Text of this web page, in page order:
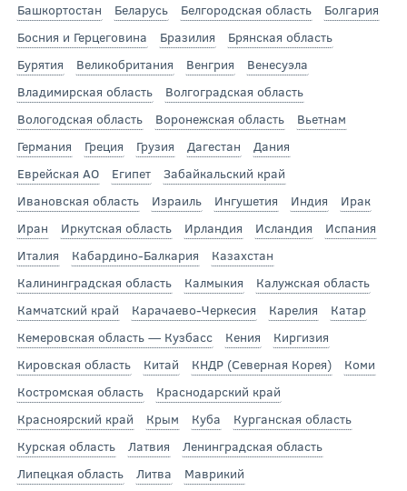
Башкортостан
Беларусь Белгородская область
Болгария
Босния и Герцеговина
Бразилия
Брянская область
Бурятия
Великобритания Венгрия
Венесуэла
Владимирская область
Волгоградская область
Вологодская область
Воронежская область
Вьетнам
Германия
Греция Грузия Дагестан
Дания
Еврейская АО
Египет
Забайкальский край
Ивановская область
Израиль Ингушетия Индия
Ирак
Иран
Иркутская область Ирландия Исландия
Испания
Италия
Кабардино-Балкария
Казахстан
Калининградская область
Калмыкия
Калужская область
Камчатский край
Карачаево-Черкесия Карелия
Катар
Кемеровская область — Кузбасс
Кения
Киргизия
Кировская область
Китай КНДР (Северная Корея)
Коми
Костромская область
Краснодарский край
Красноярский край
Крым Куба
Курганская область
Курская область
Латвия
Ленинградская область
Липецкая область
Литва
Маврикий